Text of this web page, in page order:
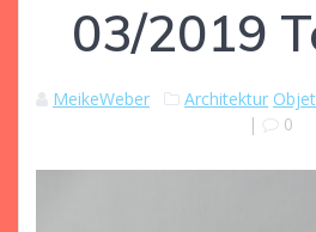
03/2019
MeikeWeber Architektur
|
0